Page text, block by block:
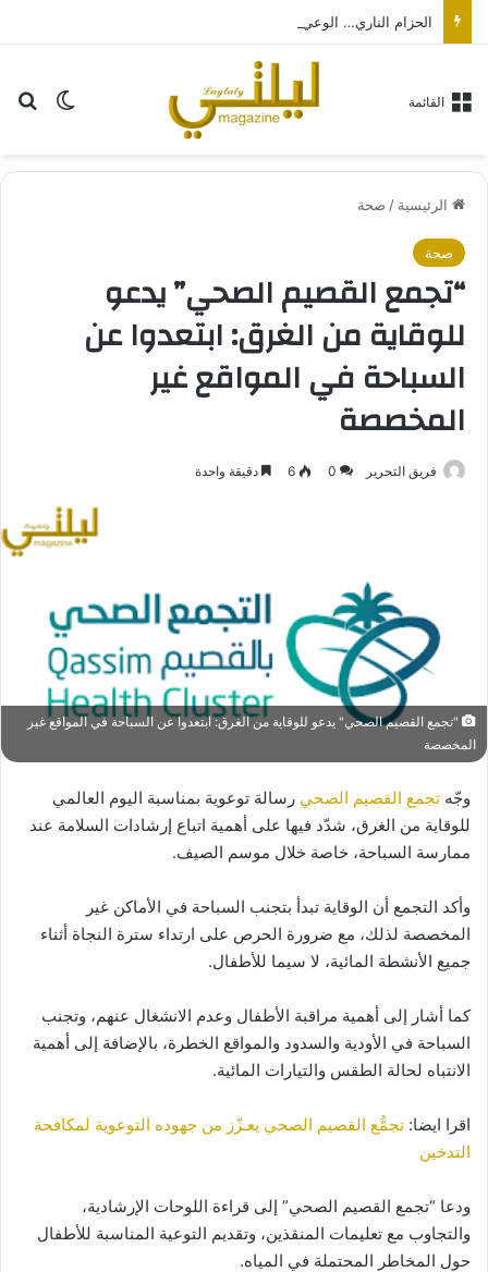
الوضع القائمة
الرئيسية / صحة
صحة
“تجمع القصيم الصحي” يدعو
للوقاية من الغرق: ابتعدوا عن
السباحة في المواقع غير
المخصصة
فريق التحرير 0
6 دقيقة واحدة
"تجمع القصيم الصحي" يدعو للوقاية من الغرق: ابتعدوا عن السباحة في المواقع غير
المخصصة
وجّه تجمع القصيم الصحي رسالة توعوية بمناسبة اليوم العالمي
للوقاية من الغرق، شدّد فيها على أهمية اتباع إرشادات السلامة عند
ممارسة السباحة، خاصة خلال موسم الصيف.
وأكد التجمع أن الوقاية تبدأ بتجنب السباحة في الأماكن غير
المخصصة لذلك، مع ضرورة الحرص على ارتداء سترة النجاة أثناء
جميع الأنشطة المائية، لا سيما للأطفال.
كما أشار إلى أهمية مراقبة الأطفال وعدم الانشغال عنهم، وتجنب
السباحة في الأودية والسدود والمواقع الخطرة، بالإضافة إلى أهمية
الانتباه لحالة الطقس والتيارات المائية.
اقرا ايضا: تجمُّع القصيم الصحي يعـزّز من جهوده التوعوية لمكافحة
التدخين
ودعا “تجمع القصيم الصحي” إلى قراءة اللوحات الإرشادية،
والتجاوب مع تعليمات المنقذين، وتقديم التوعية المناسبة للأطفال
حول المخاطر المحتملة في المياه.